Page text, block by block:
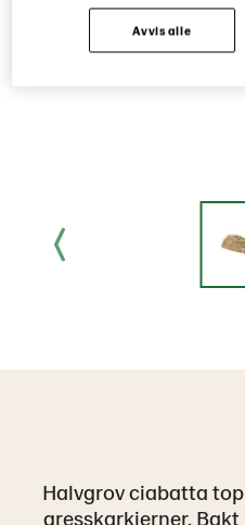
Halvgrov ciabatta
gresskarkjerner.
Avvis alle